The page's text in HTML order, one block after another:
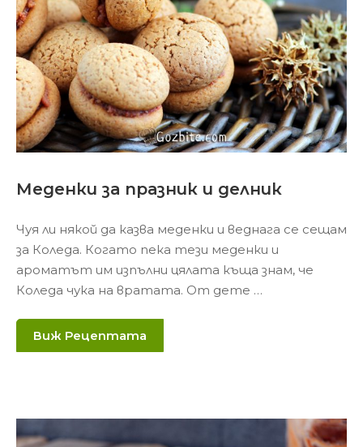
Меденки за празник и делник
Чуя ли някой да казва меденки и веднага се сещам
за Коледа. Когато пека тези меденки и
ароматът им изпълни цялата къща знам, че
Коледа чука на вратата. От дете …
Виж Рецептата